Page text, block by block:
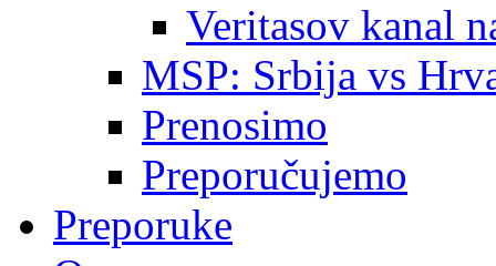
Veritasov kanal
MSP: Srbija vs
Prenosimo
Preporučujemo
Preporuke